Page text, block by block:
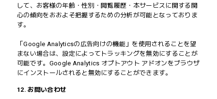
して、お客様の年齢・性別・閲覧履歴・本サービスに関する関
心の傾向をおおよそ把握するための分析が可能となっておりま
す。
「Google Analyticsの広告向けの機能」を使用されることを望
まない場合は、設定によってトラッキングを無効にすることが
可能です。Google Analytics オプトアウト アドオンをブラウザ
にインストールされると無効にすることができます。
12. お問い合わせ